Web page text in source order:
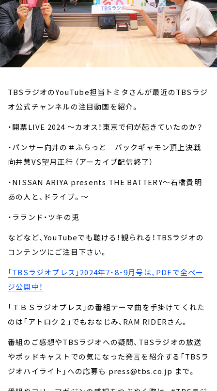
TBSラジオのYouTube担当トミタさんが最近のTBSラジ
オ公式チャンネルの注目動画を紹介。
・開票LIVE 2024 ～カオス！東京で何が起きていたのか？
・パンサー向井の＃ふらっと バックギャモン頂上決戦
向井慧VS望月正行 （アーカイブ配信終了）
・NISSAN ARIYA presents THE BATTERY～石橋貴明
あの人と、ドライブ。～
・ラランド・ツキの兎
などなど、YouTubeでも聴ける！観られる！TBSラジオの
コンテンツにご注目下さい。
「TBSラジオプレス」2024年7・8・9月号は、PDFで全ペー
ジ公開中！
「ＴＢＳラジオプレス」の番組テーマ曲を手掛けてくれた
のは「アトロク２」でもおなじみ、RAM RIDERさん。
番組のご感想やTBSラジオへの疑問、TBSラジオの放送
やポッドキャストでの気になった発言を紹介する「TBSラ
ジオハイライト」への応募も press@tbs.co.jp まで。